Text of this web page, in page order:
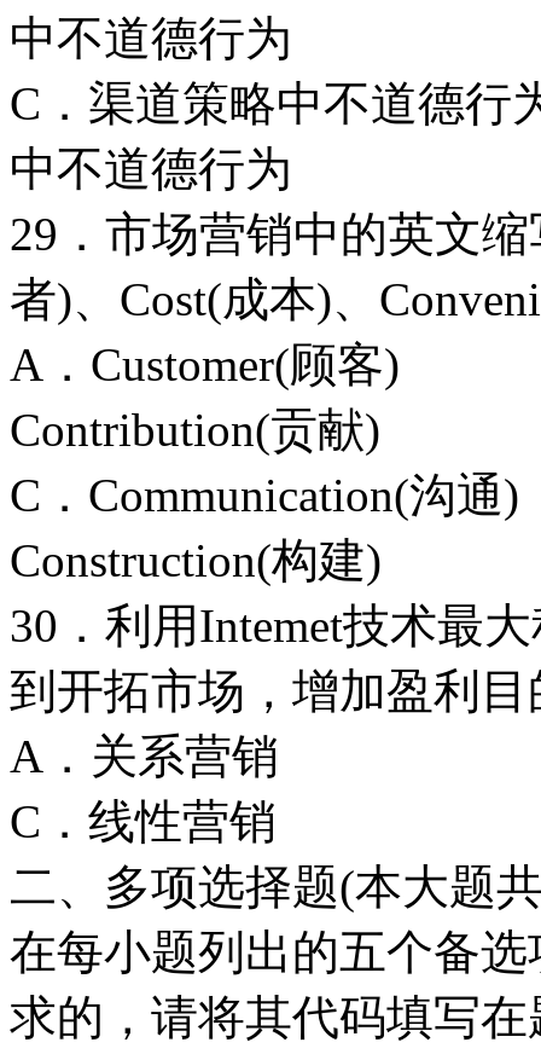
中不道德行为
C．渠道策略中不
中不道德行为
29．市场营销中的英文缩
者)、Cost(成本)、
A．
Contribution(贡献)
C．
Construction(构建)
30．利用Intemet技术最
到开拓市场，增加盈利
A．关系营
C．线性营
二、多项选择题(本大题
在每小题列出的五个备
求的，请将其代码填写